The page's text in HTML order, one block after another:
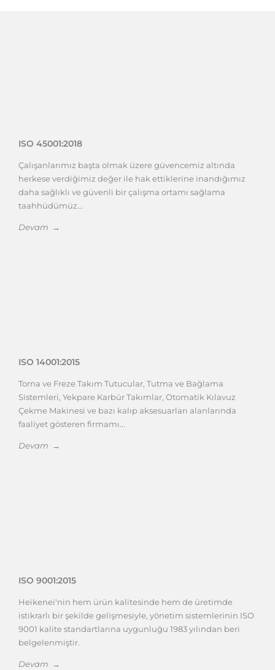
ISO 45001:2018
Çalışanlarımız başta olmak üzere güvencemiz altında
herkese verdiğimiz değer ile hak ettiklerine inandığımız
daha sağlıklı ve güvenli bir çalışma ortamı sağlama
taahhüdümüz...
Devam →
ISO 14001:2015
Torna ve Freze Takım Tutucular, Tutma ve Bağlama
Sistemleri, Yekpare Karbür Takımlar, Otomatik Kılavuz
Çekme Makinesi ve bazı kalıp aksesuarları alanlarında
faaliyet gösteren firmamı...
Devam →
ISO 9001:2015
Heikenei'nin hem ürün kalitesinde hem de üretimde
istikrarlı bir şekilde gelişmesiyle, yönetim sistemlerinin ISO
9001 kalite standartlarına uygunluğu 1983 yılından beri
belgelenmiştir.
Devam →